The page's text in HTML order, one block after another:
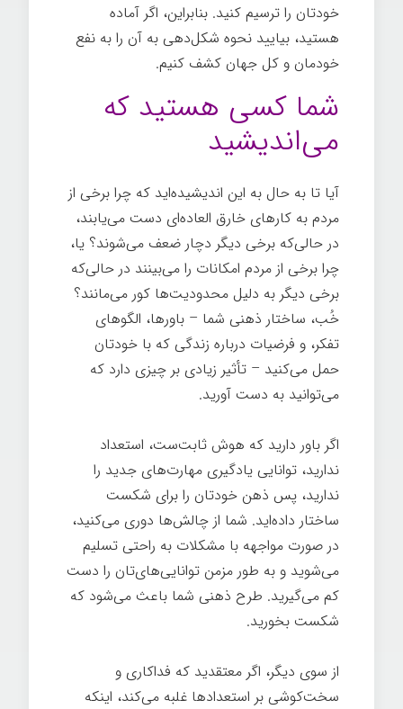
خودتان را ترسیم کنید. بنابراین، اگر آماده
هستید، بیایید نحوه شکل‌دهی به آن را به نفع
خودمان و کل جهان کشف کنیم.
شما کسی هستید که
می‌اندیشید
آیا تا به حال به این اندیشیده‌اید که چرا برخی از
مردم به کارهای خارق العاده‌ای دست می‌یابند،
در حالی‌که برخی دیگر دچار ضعف می‌شوند؟ یا،
چرا برخی از مردم امکانات را می‌بینند در حالی‌که
برخی دیگر به دلیل محدودیت‌ها کور می‌مانند؟
خُب، ساختار ذهنی شما – باورها، الگوهای
تفکر، و فرضیات درباره زندگی که با خودتان
حمل می‌کنید – تأثیر زیادی بر چیزی دارد که
می‌توانید به دست آورید.
اگر باور دارید که هوش ثابت‌ست، استعداد
ندارید، توانایی یادگیری مهارت‌های جدید را
ندارید، پس ذهن خودتان را برای شکست
ساختار داده‌اید. شما از چالش‌ها دوری می‌کنید،
در صورت مواجهه با مشکلات به راحتی تسلیم
می‌شوید و به طور مزمن توانایی‌های‌تان را دست
کم می‌گیرید. طرح ذهنی شما باعث می‌شود که
شکست بخورید.
از سوی دیگر، اگر معتقدید که فداکاری و
سخت‌کوشی بر استعدادها غلبه می‌کند، اینکه